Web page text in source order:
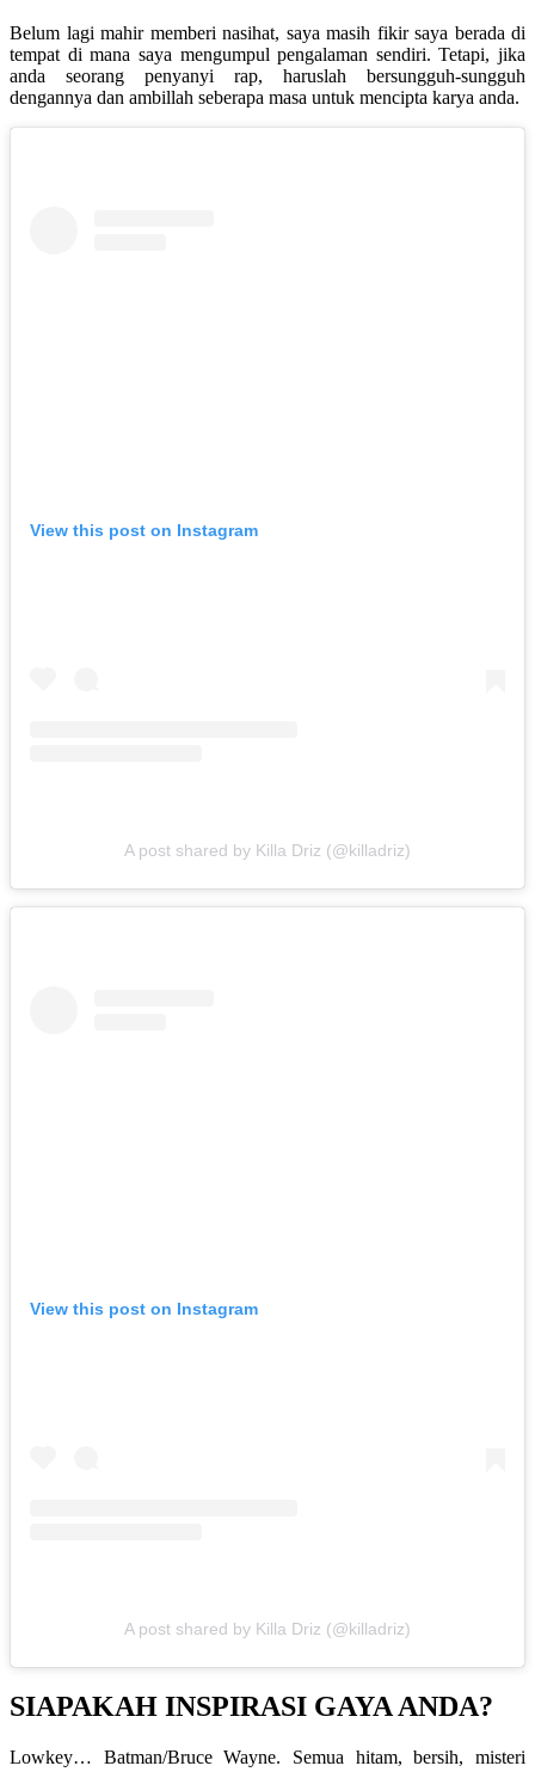
Belum lagi mahir memberi nasihat, saya masih fikir saya berada di
tempat di mana saya mengumpul pengalaman sendiri. Tetapi, jika
anda seorang penyanyi rap, haruslah bersungguh-sungguh
dengannya dan ambillah seberapa masa untuk mencipta karya anda.
View this post on Instagram
A post shared by Killa Driz (@killadriz)
View this post on Instagram
A post shared by Killa Driz (@killadriz)
SIAPAKAH INSPIRASI GAYA ANDA?
Lowkey… Batman/Bruce Wayne. Semua hitam, bersih, misteri